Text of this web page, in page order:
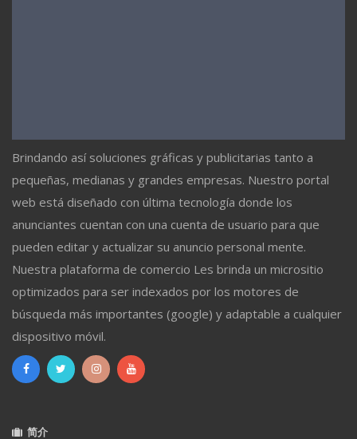
Brindando así soluciones gráficas y publicitarias tanto a
pequeñas, medianas y grandes empresas. Nuestro portal
web está diseñado con última tecnología donde los
anunciantes cuentan con una cuenta de usuario para que
pueden editar y actualizar su anuncio personal mente.
Nuestra plataforma de comercio Les brinda un micrositio
optimizados para ser indexados por los motores de
búsqueda más importantes (google) y adaptable a cualquier
dispositivo móvil.
简介